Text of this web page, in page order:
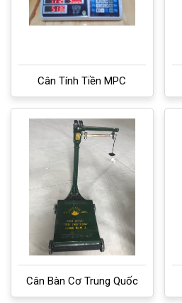
Cân Tính Tiền MPC
Cân Bàn Cơ Trung Quốc